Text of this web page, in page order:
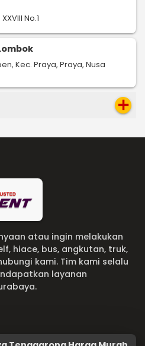
No.1
Kec. Praya, Praya, Nusa
add
atau ingin melakukan
hiace, bus, angkutan, truk,
kami. Tim kami selalu
layanan